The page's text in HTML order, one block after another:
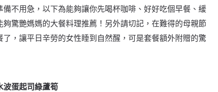
不用急，以下為能夠讓你先喝杯咖啡、好好吃個早餐、緩
驚艷媽媽的大餐料理推薦！另外請切記，在難得的母親節
，讓平日辛勞的女性睡到自然醒，可是套餐額外附贈的驚
波蛋起司綠蘆筍